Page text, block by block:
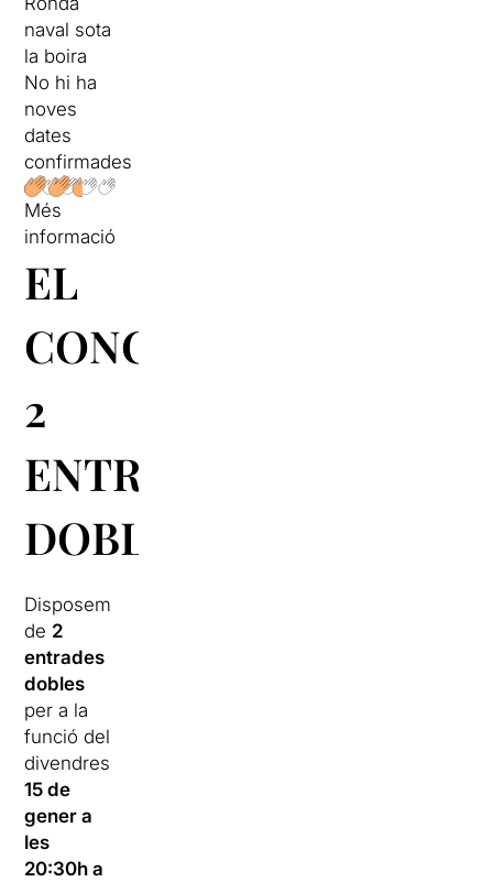
naval sota
la boira
No hi ha
noves
dates
confirmades
Més
informació
EL
CONCURS:
2
ENTRADES
DOBLES
Disposem
de 2
entrades
dobles
per a la
funció del
divendres
15 de
gener a
les
20:30h a